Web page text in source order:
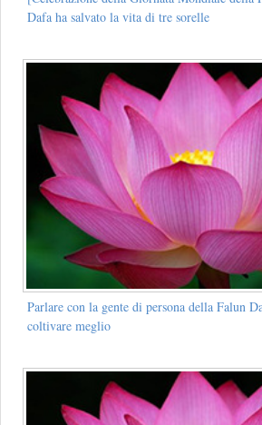
Dafa ha salvato la vita di tre sorelle
Parlare con la gente di persona della Falun
coltivare meglio